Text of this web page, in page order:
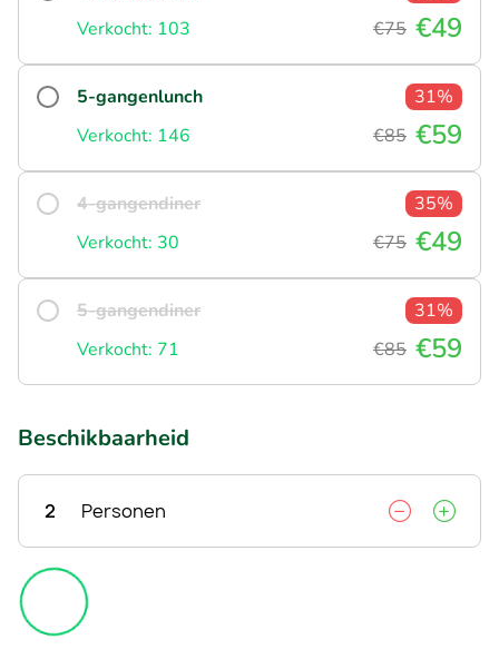
Verkocht: 103
€75 €49
5-gangenlunch
31%
Verkocht: 146
€85 €59
4-gangendiner
35%
Verkocht: 30
€75 €49
5-gangendiner
31%
Verkocht: 71
€85 €59
Beschikbaarheid
2 Personen